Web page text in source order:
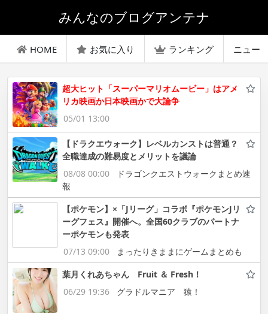
みんなのブログアンテナ
HOME お気に入り ランキング ニュー
超大ヒット「スーパーマリオムービー」はアメ
リカ映画か日本映画かで大論争
05/01 13:00
【ドラクエウォーク】レベルカンストは普通？
全職達成の難易度とメリットを議論
08/08 00:00
ドラゴンクエストウォークまとめ速
報
【ポケモン】×「Jリーグ」コラボ『ポケモンJリ
ーグフェス』開催へ。全国60クラブのパートナ
ーポケモンも発表
07/13 09:00
まったりきままにゲームまとめも
葉月くれあちゃん Fruit ＆ Fresh！
06/29 19:36
グラドルマニア 猿！